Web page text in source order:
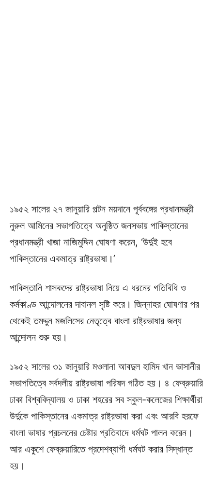
১৯৫২ সালের ২৭ জানুয়ারি পল্টন ময়দানে পূর্ববঙ্গের প্রধানমন্ত্রী
নুরুল আমিনের সভাপতিত্বে অনুষ্ঠিত জনসভায় পাকিস্তানের
প্রধানমন্ত্রী খাজা নাজিমুদ্দিন ঘোষণা করেন, ‘উর্দুই হবে
পাকিস্তানের একমাত্র রাষ্ট্রভাষা।’
পাকিস্তানি শাসকদের রাষ্ট্রভাষা নিয়ে এ ধরনের গতিবিধি ও
কর্মকাণ্ড আন্দোলনের দাবানল সৃষ্টি করে। জিন্নাহর ঘোষণার পর
থেকেই তমদ্দুন মজলিসের নেতৃত্বে বাংলা রাষ্ট্রভাষার জন্য
আন্দোলন শুরু হয়।
১৯৫২ সালের ৩১ জানুয়ারি মওলানা আবদুল হামিদ খান ভাসানীর
সভাপতিত্বে সর্বদলীয় রাষ্ট্রভাষা পরিষদ গঠিত হয়। ৪ ফেব্রুয়ারি
ঢাকা বিশ্ববিদ্যালয় ও ঢাকা শহরের সব স্কুল-কলেজের শিক্ষার্থীরা
উর্দুকে পাকিস্তানের একমাত্র রাষ্ট্রভাষা করা এবং আরবি হরফে
বাংলা ভাষার প্রচলনের চেষ্টার প্রতিবাদে ধর্মঘট পালন করেন।
আর একুশে ফেব্রুয়ারিতে প্রদেশব্যাপী ধর্মঘট করার সিদ্ধান্ত
হয়।